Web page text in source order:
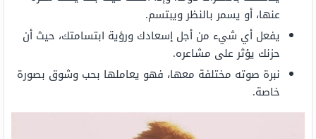
عنها، أو يسمر بالنظر ويبتسم.
يفعل أي شيء من أجل إسعادك ورؤية ابتسامتك، حيث أن
حزنك يؤثر على مشاعره.
نبرة صوته مختلفة معها، فهو يعاملها بحب وشوق بصورة
خاصة.